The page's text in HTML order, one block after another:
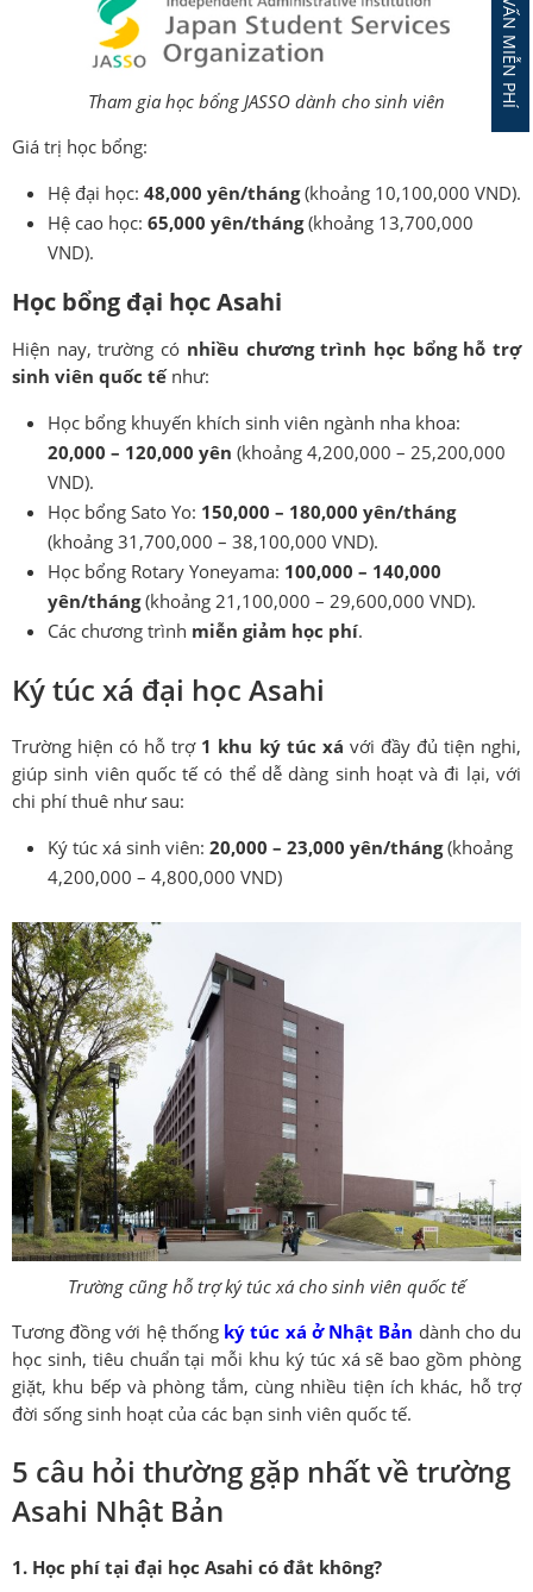
Tham gia học bổng JASSO dành cho sinh viên
Giá trị học bổng:
Hệ đại học: 48,000 yên/tháng(khoảng 10,100,000 VND).
Hệ cao học: 65,000 yên/tháng(khoảng 13,700,000
VND).
Học bổng đại học Asahi
Hiện nay, trường có nhiều chương trình học bổng hỗ trợ
sinh viên quốc tếnhư:
Học bổng khuyến khích sinh viên ngành nha khoa:
20,000 – 120,000 yên (khoảng 4,200,000 – 25,200,000
VND).
Học bổng Sato Yo: 150,000 – 180,000 yên/tháng
(khoảng 31,700,000 – 38,100,000 VND).
Học bổng Rotary Yoneyama: 100,000 – 140,000
yên/tháng(khoảng 21,100,000 – 29,600,000 VND).
Các chương trình miễn giảm học phí.
Ký túc xá đại học Asahi
Trường hiện có hỗ trợ 1 khu ký túc xá với đầy đủ tiện nghi,
giúp sinh viên quốc tế có thể dễ dàng sinh hoạt và đi lại, với
chi phí thuê như sau:
Ký túc xá sinh viên: 20,000 – 23,000 yên/tháng(khoảng
4,200,000 – 4,800,000 VND)
Trường cũng hỗ trợ ký túc xá cho sinh viên quốc tế
Tương đồng với hệ thống ký túc xá ở Nhật Bản dành cho du
học sinh, tiêu chuẩn tại mỗi khu ký túc xá sẽ bao gồm phòng
giặt, khu bếp và phòng tắm, cùng nhiều tiện ích khác, hỗ trợ
đời sống sinh hoạt của các bạn sinh viên quốc tế.
5 câu hỏi thường gặp nhất về trường
Asahi Nhật Bản
1. Học phí tại đại học Asahi có đắt không?